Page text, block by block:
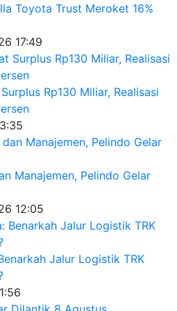
Toyota Trust Meroket 16%
17:49
Rp130 Miliar, Realisasi
Manajemen, Pelindo Gelar
12:05
Jalur Logistik TRK